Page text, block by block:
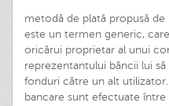
metodă de plată propusă
este un termen generic,
oricărui proprietar al unui
reprezentantului băncii lui
fonduri către un alt
bancare sunt efectuate